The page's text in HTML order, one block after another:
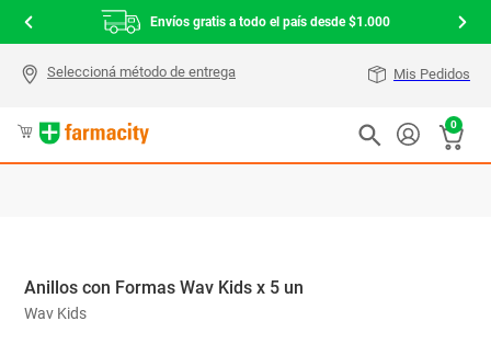
Envíos gratis a todo el país desde $1.000
Mis Pedidos
0
Anillos con Formas Wav Kids x 5 un
Wav Kids